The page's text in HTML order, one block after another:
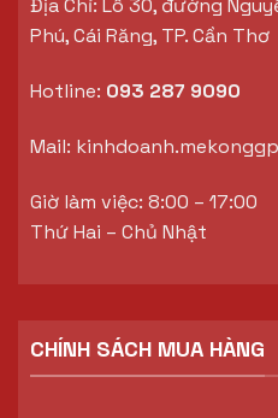
Địa Chỉ: Lô 30, đường
Phú, Cái Răng, TP. Cần Thơ
Hotline: 093 287 9090
Mail:
Giờ làm việc: 8:00 – 17:00
Thứ Hai – Chủ Nhật
CHÍNH SÁCH MUA HÀNG